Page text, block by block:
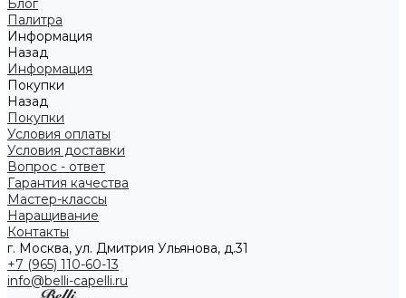
Блог
Палитра
Информация
Назад
Информация
Покупки
Назад
Покупки
Условия оплаты
Условия доставки
Вопрос - ответ
Гарантия качества
Мастер-классы
Наращивание
Контакты
г. Москва, ул. Дмитрия Ульянова, д.31
+7 (965) 110-60-13
info@belli-capelli.ru